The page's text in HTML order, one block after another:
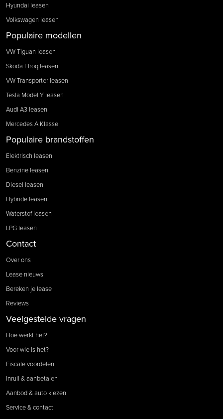
Hyundai leasen
Volkswagen leasen
Populaire modellen
VW Tiguan leasen
Skoda Elroq leasen
VW Transporter leasen
Tesla Model Y leasen
Audi A3 leasen
Mercedes A Klasse
Populaire brandstoffen
Elektrisch leasen
Benzine leasen
Diesel leasen
Hybride leasen
Waterstof leasen
LPG leasen
Contact
Over ons
Lease nieuws
Bereken je lease
Reviews
Veelgestelde vragen
Hoe werkt het?
Voor wie is het?
Fiscale voordelen
Inruil & aanbetalen
Aanbod & auto kiezen
Service & contact